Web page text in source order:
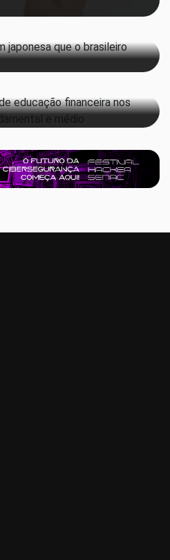
de educação financeira nos
e médio